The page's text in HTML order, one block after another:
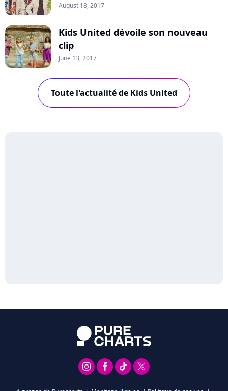
August 18, 2017
Kids United dévoile son nouveau
clip
June 13, 2017
Toute l'actualité de Kids United